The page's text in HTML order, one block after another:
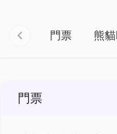
門票 熊
門票